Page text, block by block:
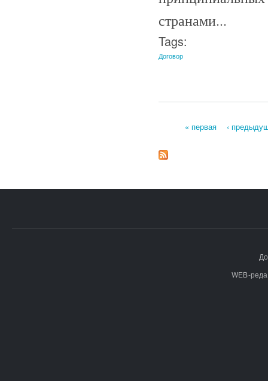
странами...
Tags:
Договор
« первая ‹
WEB-